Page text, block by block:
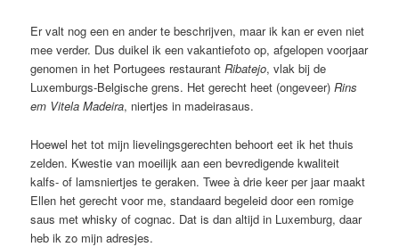
Er valt nog een en ander te beschrijven, maar ik kan er even niet
mee verder. Dus duikel ik een vakantiefoto op, afgelopen voorjaar
genomen in het Portugees restaurantRibatejo, vlak bij de
Luxemburgs-Belgische grens. Het gerecht heet (ongeveer)Rins
em Vitela Madeira, niertjes in madeirasaus.
Hoewel het tot mijn lievelingsgerechten behoort eet ik het thuis
zelden. Kwestie van moeilijk aan een bevredigende kwaliteit
kalfs- of lamsniertjes te geraken. Twee à drie keer per jaar maakt
Ellen het gerecht voor me, standaard begeleid door een romige
saus met whisky of cognac. Dat is dan altijd in Luxemburg, daar
heb ik zo mijn adresjes.